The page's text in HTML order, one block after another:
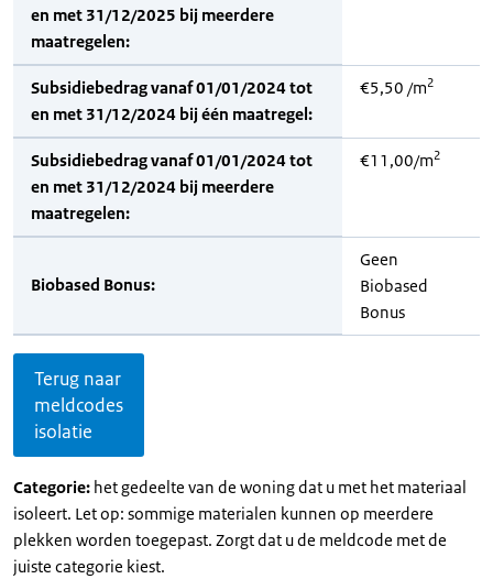
en met 31/12/2025 bij meerdere
maatregelen:
Subsidiebedrag vanaf 01/01/2024 tot
en met 31/12/2024 bij één maatregel:
€5,50 /m2
Subsidiebedrag vanaf 01/01/2024 tot
en met 31/12/2024 bij meerdere
maatregelen:
€11,00/m2
Biobased Bonus:
Geen
Biobased
Bonus
Terug naar
meldcodes
isolatie
Categorie: het gedeelte van de woning dat u met het materiaal
isoleert. Let op: sommige materialen kunnen op meerdere
plekken worden toegepast. Zorgt dat u de meldcode met de
juiste categorie kiest.